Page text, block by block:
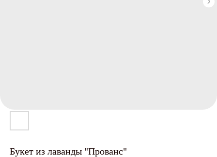
Букет из лаванды "Прованс"